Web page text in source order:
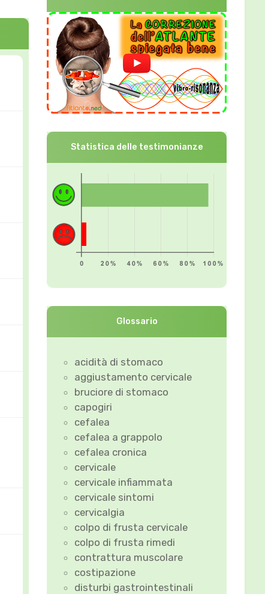
Statistica delle testimonianze
Glossario
acidità di stomaco
aggiustamento cervicale
bruciore di stomaco
capogiri
cefalea
cefalea a grappolo
cefalea cronica
cervicale
cervicale infiammata
cervicale sintomi
cervicalgia
colpo di frusta cervicale
colpo di frusta rimedi
contrattura muscolare
costipazione
disturbi gastrointestinali